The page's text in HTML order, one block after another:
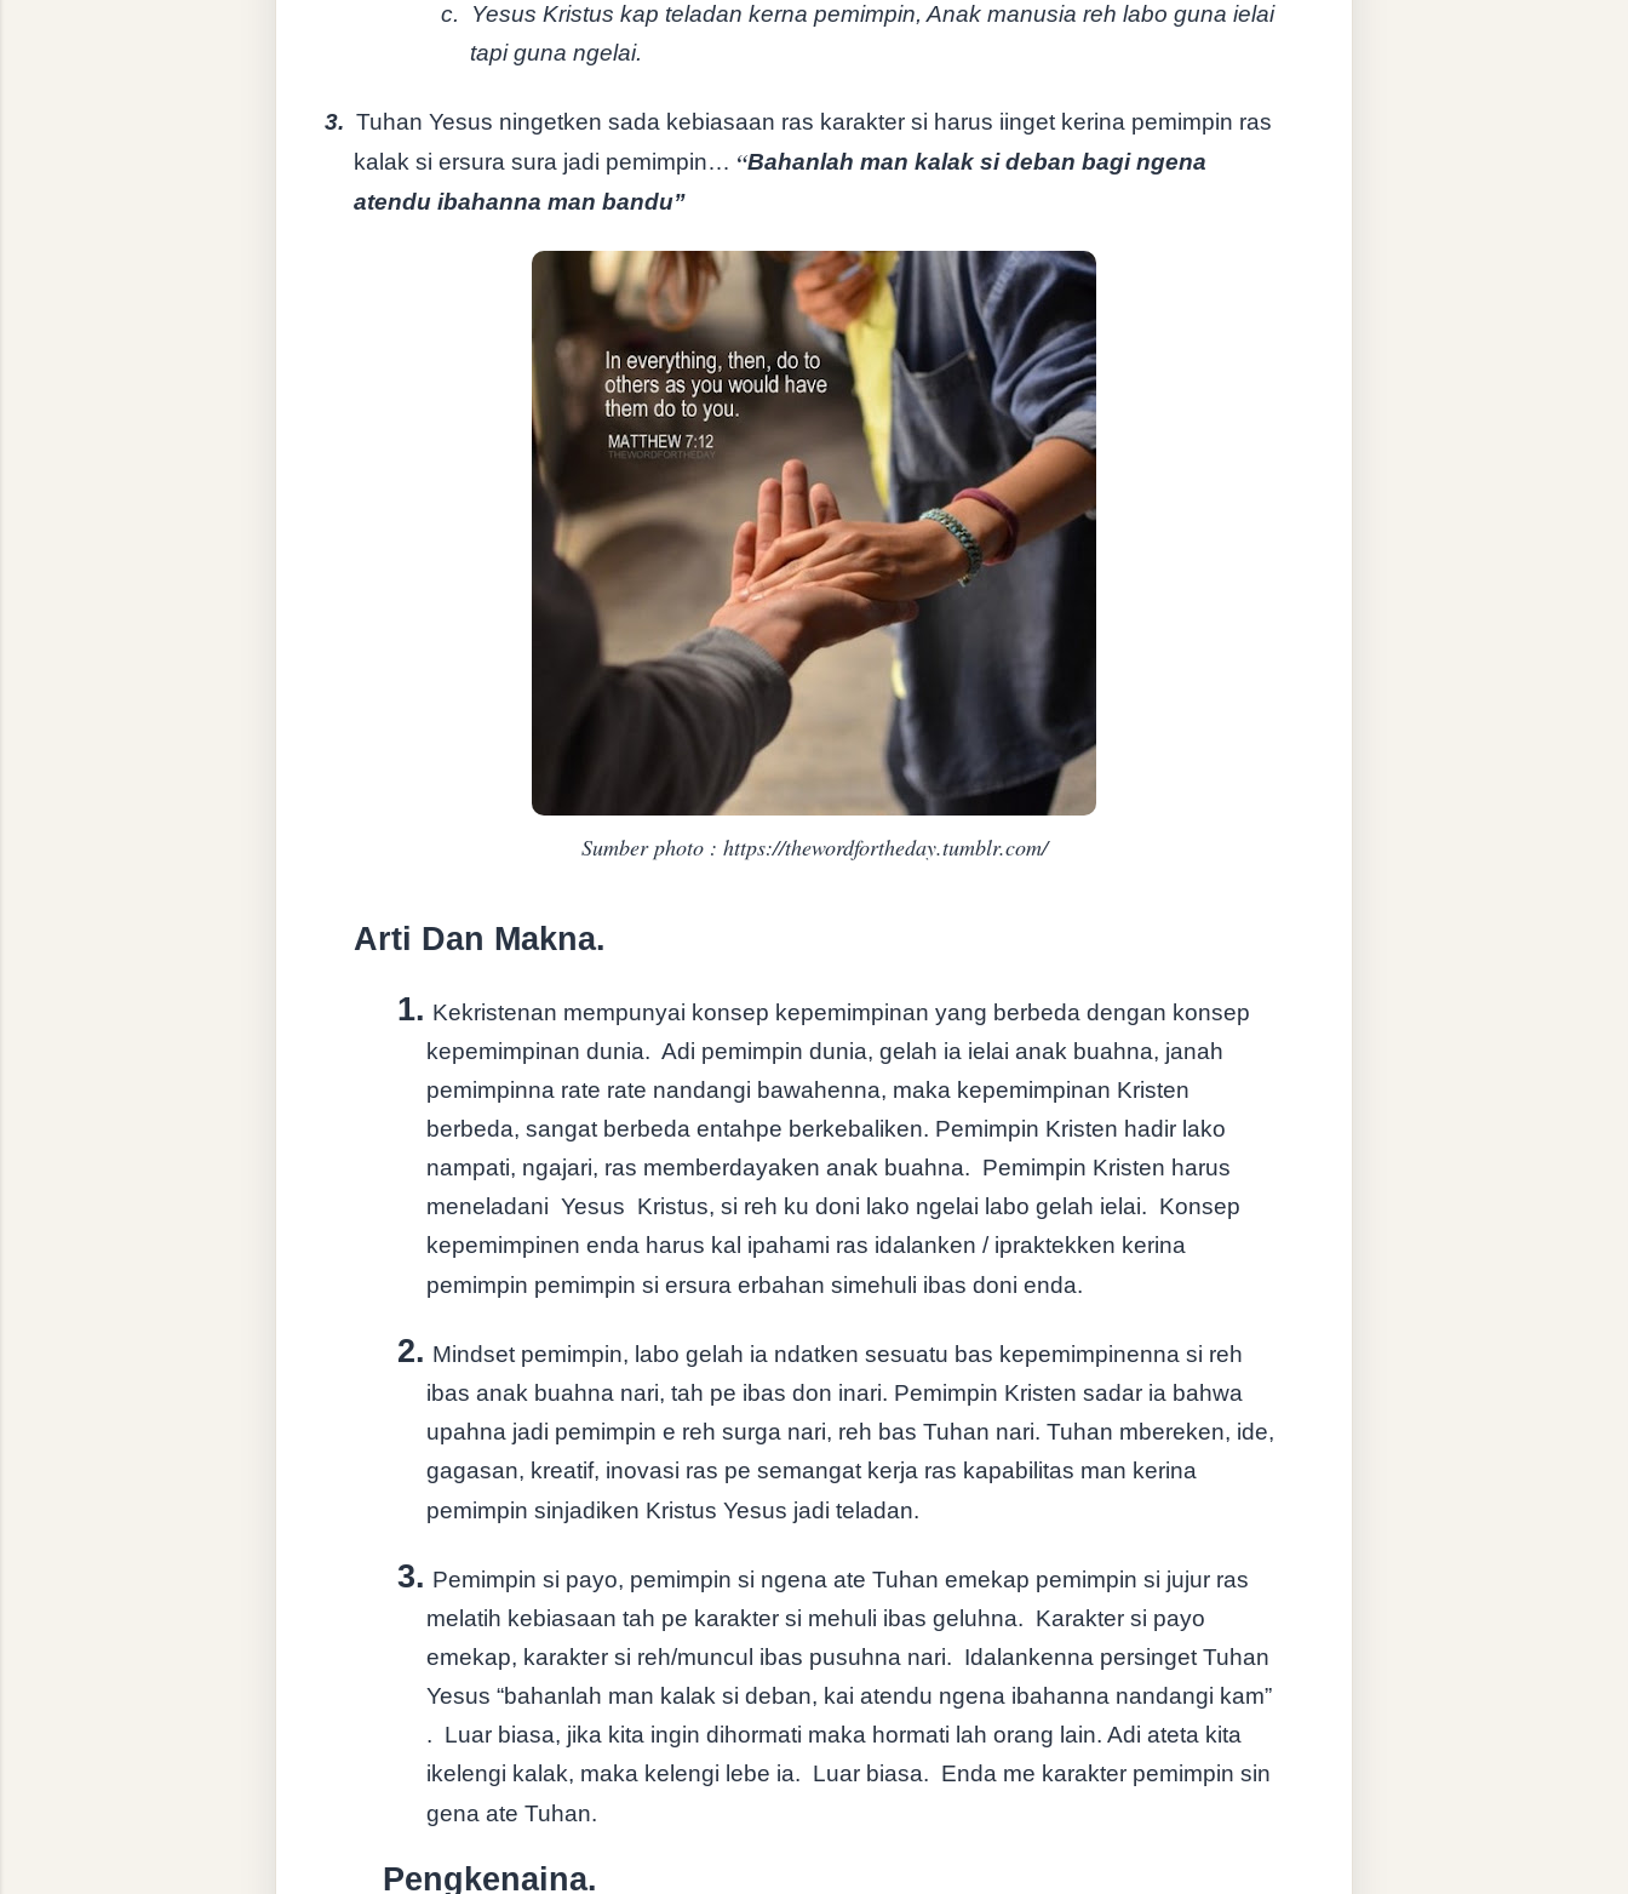
c.
Yesus Kristus kap teladan kerna pemimpin, Anak manusia reh labo guna ielai
tapi guna ngelai.
3. Tuhan Yesus ningetken sada kebiasaan ras karakter si harus iinget kerina pemimpin ras
kalak si ersura sura jadi pemimpin… “Bahanlah man kalak si deban bagi ngena
atendu ibahanna man bandu”
Sumber photo : https://thewordfortheday.tumblr.com/
Arti Dan Makna.
1. Kekristenan mempunyai konsep kepemimpinan yang berbeda dengan konsep
kepemimpinan dunia. Adi pemimpin dunia, gelah ia ielai anak buahna, janah
pemimpinna rate rate nandangi bawahenna, maka kepemimpinan Kristen
berbeda, sangat berbeda entahpe berkebaliken. Pemimpin Kristen hadir lako
nampati, ngajari, ras memberdayaken anak buahna. Pemimpin Kristen harus
meneladani Yesus Kristus, si reh ku doni lako ngelai labo gelah ielai. Konsep
kepemimpinen enda harus kal ipahami ras idalanken / ipraktekken kerina
pemimpin pemimpin si ersura erbahan simehuli ibas doni enda.
2. Mindset pemimpin, labo gelah ia ndatken sesuatu bas kepemimpinenna si reh
ibas anak buahna nari, tah pe ibas don inari. Pemimpin Kristen sadar ia bahwa
upahna jadi pemimpin e reh surga nari, reh bas Tuhan nari. Tuhan mbereken, ide,
gagasan, kreatif, inovasi ras pe semangat kerja ras kapabilitas man kerina
pemimpin sinjadiken Kristus Yesus jadi teladan.
3. Pemimpin si payo, pemimpin si ngena ate Tuhan emekap pemimpin si jujur ras
melatih kebiasaan tah pe karakter si mehuli ibas geluhna. Karakter si payo
emekap, karakter si reh/muncul ibas pusuhna nari. Idalankenna persinget Tuhan
Yesus “bahanlah man kalak si deban, kai atendu ngena ibahanna nandangi kam”
. Luar biasa, jika kita ingin dihormati maka hormati lah orang lain. Adi ateta kita
ikelengi kalak, maka kelengi lebe ia. Luar biasa. Enda me karakter pemimpin sin
gena ate Tuhan.
Pengkenaina.